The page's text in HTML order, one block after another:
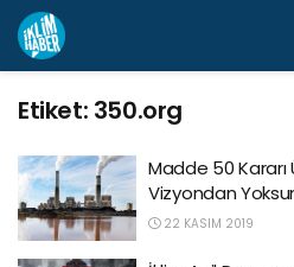
Etiket: 350.org
Madde 50 Kararı
Vizyondan
22 KASIM 2019